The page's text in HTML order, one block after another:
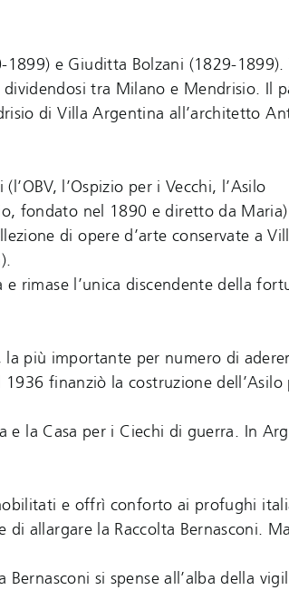
e Giuditta Bolzani (1829-1899).
tra Milano e Mendrisio. Il
di Villa Argentina all’architetto
l’Ospizio per i Vecchi, l’Asilo
fondato nel 1890 e diretto da
di opere d’arte conservate a
rimase l’unica discendente della
più importante per numero di
finanziò la costruzione dell’Asilo
e la Casa per i Ciechi di guerra. In
e offrì conforto ai profughi
allargare la Raccolta Bernasconi.
si spense all’alba della